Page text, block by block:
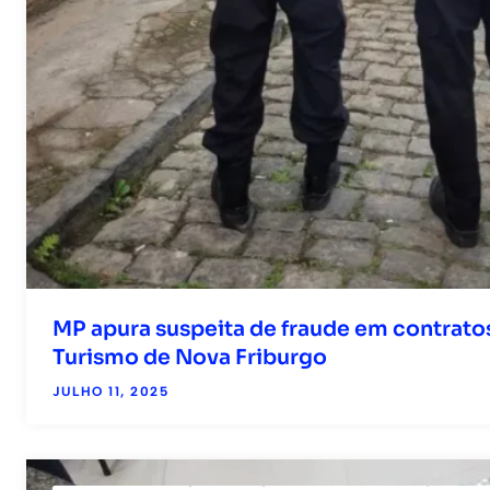
MP apura suspeita de fraude em
Turismo de Nova Friburgo
JULHO 11, 2025